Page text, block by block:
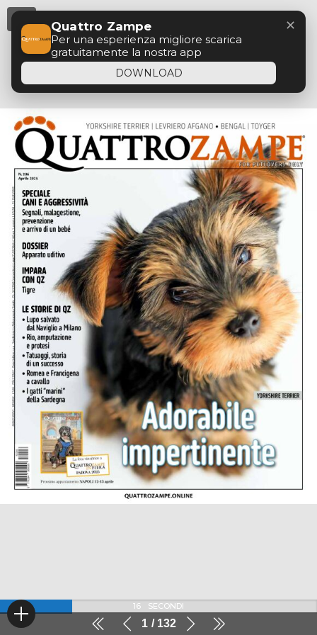
1 132
16 SECONDI
Quattro Zampe
Per una esperienza migliore scarica
gratuitamente la nostra app
DOWNLOAD
✕
Menu